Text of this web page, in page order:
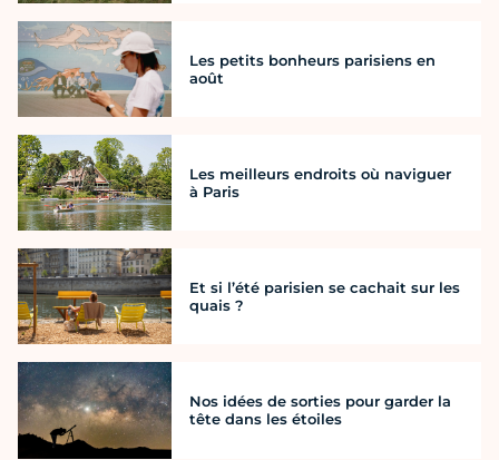
Les petits bonheurs parisiens en
août
Les meilleurs endroits où naviguer
à Paris
Et si l’été parisien se cachait sur les
quais ?
Nos idées de sorties pour garder la
tête dans les étoiles